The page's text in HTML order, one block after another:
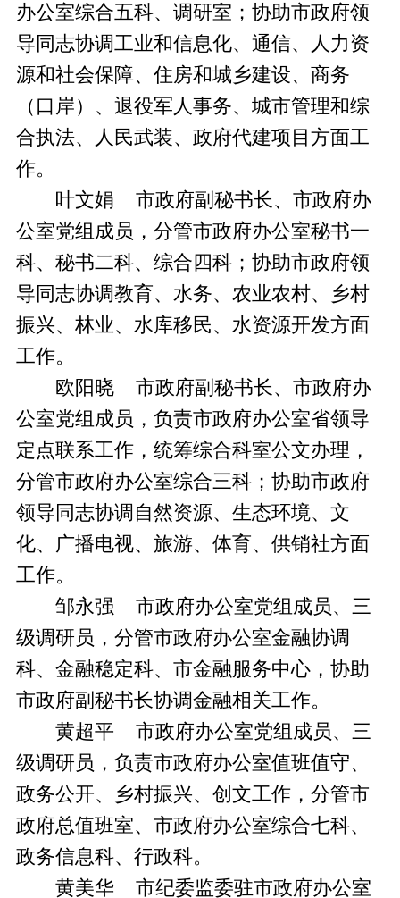
办公室综合五科、调研室；协助市政府领
导同志协调工业和信息化、通信、人力资
源和社会保障、住房和城乡建设、商务
（口岸）、退役军人事务、城市管理和综
合执法、人民武装、政府代建项目方面工
作。
叶文娟 市政府副秘书长、市政府办
公室党组成员，分管市政府办公室秘书一
科、秘书二科、综合四科；协助市政府领
导同志协调教育、水务、农业农村、乡村
振兴、林业、水库移民、水资源开发方面
工作。
欧阳晓 市政府副秘书长、市政府办
公室党组成员，负责市政府办公室省领导
定点联系工作，统筹综合科室公文办理，
分管市政府办公室综合三科；协助市政府
领导同志协调自然资源、生态环境、文
化、广播电视、旅游、体育、供销社方面
工作。
邹永强 市政府办公室党组成员、三
级调研员，分管市政府办公室金融协调
科、金融稳定科、市金融服务中心，协助
市政府副秘书长协调金融相关工作。
黄超平 市政府办公室党组成员、三
级调研员，负责市政府办公室值班值守、
政务公开、乡村振兴、创文工作，分管市
政府总值班室、市政府办公室综合七科、
政务信息科、行政科。
黄美华 市纪委监委驻市政府办公室